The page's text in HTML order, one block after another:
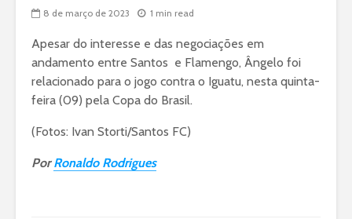
8 de março de 2023 1 min read
Apesar do interesse e das negociações em
andamento entre Santos e Flamengo, Ângelo foi
relacionado para o jogo contra o Iguatu, nesta quinta-
feira (09) pela Copa do Brasil.
(Fotos: Ivan Storti/Santos FC)
PorRonaldo Rodrigues